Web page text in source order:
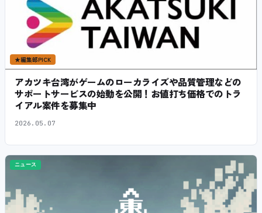
★編集部PICK
アカツキ台湾がゲームのローカライズや品質管理などの
サポートサービスの始動を公開！お値打ち価格でのトラ
イアル案件を募集中
2026.05.07
ニュース